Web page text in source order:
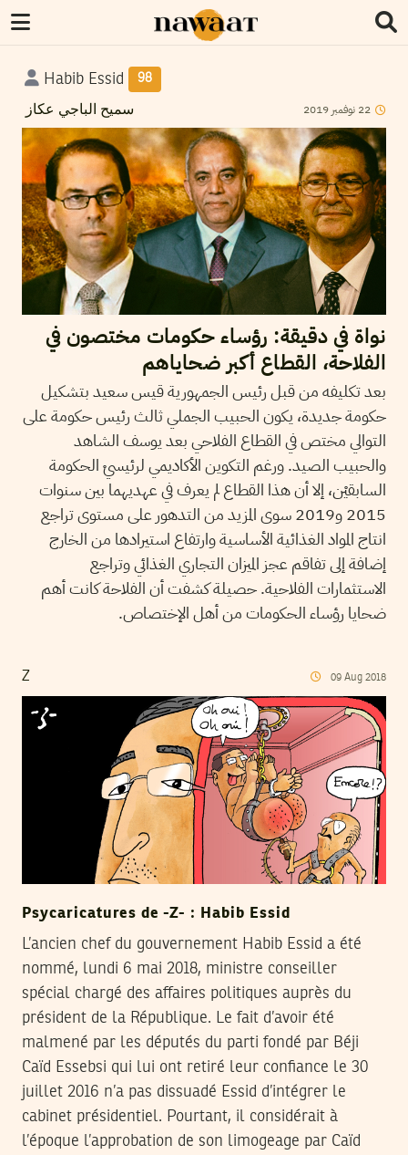
Habib Essid 98
سميح الباجي عكاز 22 نوفمبر 2019
نواة في دقيقة: رؤساء حكومات مختصون في
الفلاحة، القطاع أكبر ضحاياهم
بعد تكليفه من قبل رئيس الجمهورية قيس سعيد بتشكيل
حكومة جديدة، يكون الحبيب الجملي ثالث رئيس حكومة على
التوالي مختص في القطاع الفلاحي بعد يوسف الشاهد
والحبيب الصيد. ورغم التكوين الأكاديمي لرئيسيْ الحكومة
السابقيْن، إلا أن هذا القطاع لم يعرف في عهديهما بين سنوات
2015 و2019 سوى المزيد من التدهور على مستوى تراجع
انتاج المواد الغذائية الأساسية وارتفاع استيرادها من الخارج
إضافة إلى تفاقم عجز الميزان التجاري الغذائي وتراجع
الاستثمارات الفلاحية. حصيلة كشفت أن الفلاحة كانت أهم
ضحايا رؤساء الحكومات من أهل الإختصاص.
Z 09 Aug 2018
Psycaricatures de -Z- : Habib Essid
L’ancien chef du gouvernement Habib Essid a été
nommé, lundi 6 mai 2018, ministre conseiller
spécial chargé des affaires politiques auprès du
président de la République. Le fait d’avoir été
malmené par les députés du parti fondé par Béji
Caïd Essebsi qui lui ont retiré leur confiance le 30
juillet 2016 n’a pas dissuadé Essid d’intégrer le
cabinet présidentiel. Pourtant, il considérait à
l’époque l’approbation de son limogeage par Caïd